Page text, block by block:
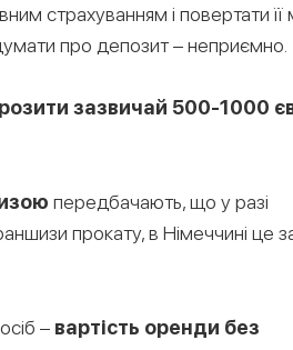
страхуванням і повертати
про депозит – неприємно.
зазвичай 500-1000
передбачають, що у разі
прокату, в Німеччині це
– вартість оренди без